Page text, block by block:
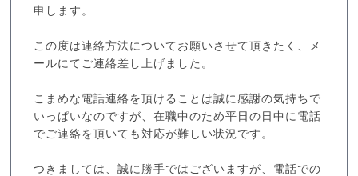
申します。
この度は連絡方法についてお願いさせて頂きたく、メ
ールにてご連絡差し上げました。
こまめな電話連絡を頂けることは誠に感謝の気持ちで
いっぱいなのですが、在職中のため平日の日中に電話
でご連絡を頂いても対応が難しい状況です。
つきましては、誠に勝手ではございますが、電話での